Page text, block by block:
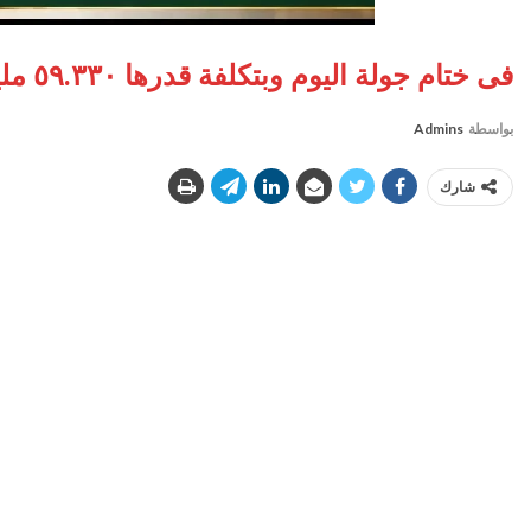
فى ختام جولة اليوم وبتكلفة قدرها ٥٩.٣٣٠ مليون جنيه
بواسطة Admins
شارك